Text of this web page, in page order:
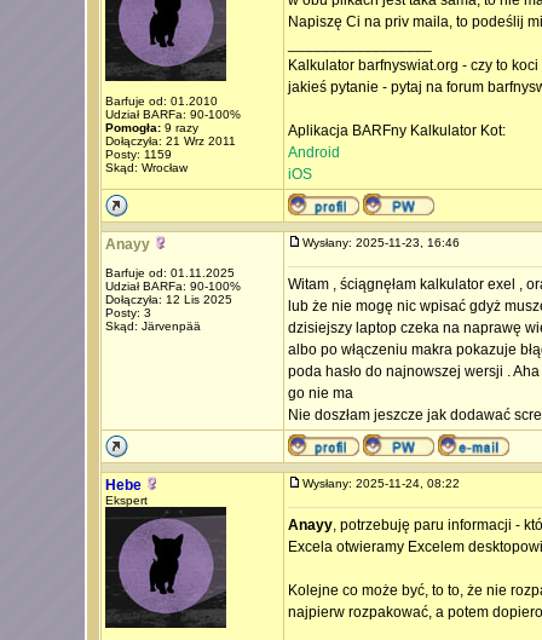
Barfuje od: 01.2010
Udział BARFa: 90-100%
Pomogła:9 razy
Dołączyła: 21 Wrz 2011
Posty: 1159
Skąd: Wrocław
Napiszę Ci na priv maila, to podeślij
Kalkulator barfnyswiat.org - czy to
jakieś pytanie - pytaj na forum
Aplikacja BARFny Kalkulator Kot:
Android
iOS
Anayy
Barfuje od: 01.11.2025
Udział BARFa: 90-100%
Dołączyła: 12 Lis 2025
Posty: 3
Skąd: Järvenpää
Wysłany: 2025-11-23, 16:46
Witam , ściągnęłam kalkulator exel ,
lub że nie mogę nic wpisać gdyż
dzisiejszy laptop czeka na naprawę
albo po włączeniu makra pokazuje
poda hasło do najnowszej wersji .
go nie ma
Nie doszłam jeszcze jak dodawać
Hebe
Ekspert
Wysłany: 2025-11-24, 08:22
Anayy, potrzebuję paru informacji -
Excela otwieramy Excelem
Kolejne co może być, to to, że nie
najpierw rozpakować, a potem